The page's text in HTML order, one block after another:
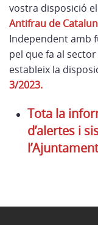
vostra disposició el
Antifrau de
Independent amb
pel que fa al
estableix la
3/2023.
Tota la
d’alertes i